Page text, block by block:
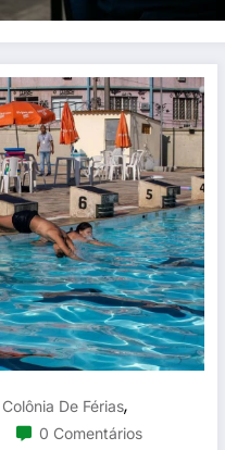
Colônia De Férias,
0 Comentários